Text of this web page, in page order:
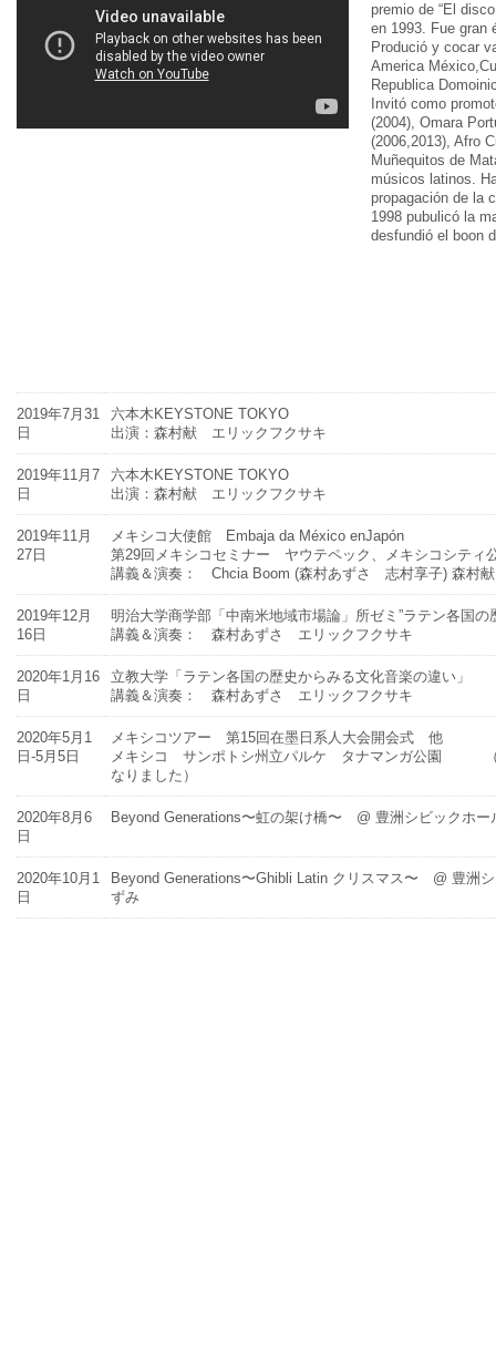
premio de “El
en 1993. Fue gran
Produció y cocar
America
Republica
Invitó como
(2004), Omara
(2006,2013), Afro
Muñequitos de
músicos latinos.
propagación de la
1998 pubulicó la
desfundió el boon
2019年7月31
日
六本木KEYSTONE TOKYO
出演：森村献 エリックフクサキ
2019年11月7
日
六本木KEYSTONE TOKYO
出演：森村献 エリックフクサキ
2019年11月
27日
メキシコ大使館 Embaja da México enJapón
第29回メキシコセミナー ヤウテペック、メキシコシティ
講義＆演奏： Chcia Boom (森村あずさ 志村享子) 森村
2019年12月
16日
明治大学商学部「中南米地域市場論」所ゼミ”ラテン各国の
講義＆演奏： 森村あずさ エリックフクサキ
2020年1月16
日
立教大学「ラテン各国の歴史からみる文化音楽の違い」
講義＆演奏： 森村あずさ エリックフクサキ
2020年5月1
日-5月5日
メキシコツアー 第15回在墨日系人大会開会式 他
メキシコ サンポトシ州立パルケ タナマンガ公園 （
なりました）
2020年8月6
日
Beyond Generations〜虹の架け橋〜 @ 豊洲シビックホ
2020年10月1
日
Beyond Generations〜Ghibli Latin クリスマス〜 @ 豊洲
ずみ